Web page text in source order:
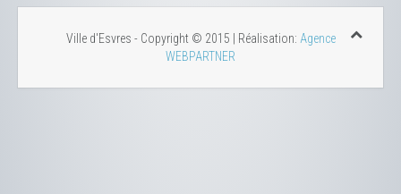
Ville d'Esvres - Copyright © 2015 | Réalisation: Agence
WEBPARTNER